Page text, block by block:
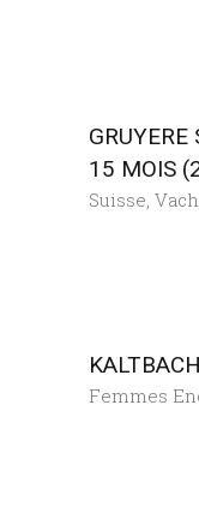
GRUYERE
15 MOIS
Suisse
Femmes